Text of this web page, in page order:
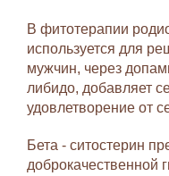
В фитотерапии
используется для
мужчин, через
либидо, добавляет
удовлетворение от
Бета - ситостерин
доброкачественной